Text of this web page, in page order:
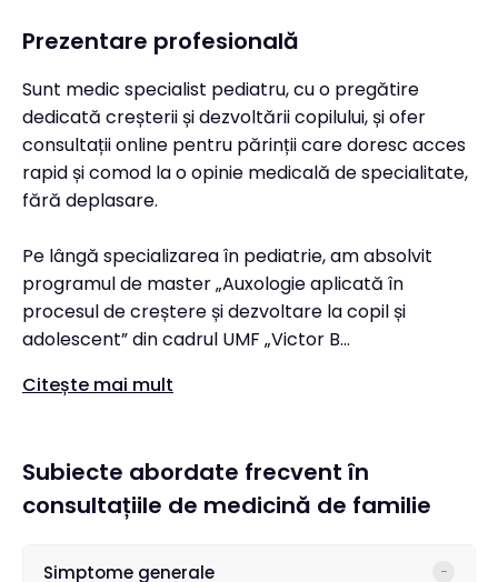
Prezentare profesională
Sunt medic specialist pediatru, cu o pregătire
dedicată creșterii și dezvoltării copilului, și ofer
consultații online pentru părinții care doresc acces
rapid și comod la o opinie medicală de specialitate,
fără deplasare.
Pe lângă specializarea în pediatrie, am absolvit
programul de master „Auxologie aplicată în
procesul de creștere și dezvoltare la copil și
adolescent” din cadrul UMF „Victor B...
Citește mai mult
Subiecte abordate frecvent în
consultațiile de medicină de familie
Simptome generale −